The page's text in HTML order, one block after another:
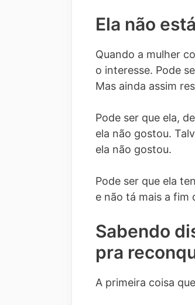
Ela não
Quando a mulher
o interesse. Pode
Mas ainda assim
Pode ser que ela,
ela não gostou.
ela não gostou.
Pode ser que ela
e não tá mais a fim
Sabendo
pra
A primeira coisa